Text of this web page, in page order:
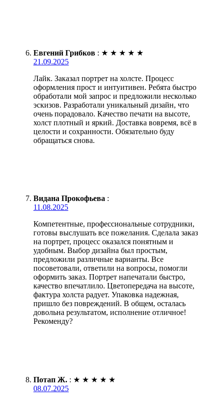
Евгений Грибков : ★ ★ ★ ★ ★
21.09.2025
Лайк. Заказал портрет на холсте. Процесс
оформления прост и интуитивен. Ребята быстро
обработали мой запрос и предложили несколько
эскизов. Разработали уникальный дизайн, что
очень порадовало. Качество печати на высоте,
холст плотный и яркий. Доставка вовремя, всё в
целости и сохранности. Обязательно буду
обращаться снова.
Видана Прокофьева :
11.08.2025
Компетентные, профессиональные сотрудники,
готовы выслушать все пожелания. Сделала заказ
на портрет, процесс оказался понятным и
удобным. Выбор дизайна был простым,
предложили различные варианты. Все
посоветовали, ответили на вопросы, помогли
оформить заказ. Портрет напечатали быстро,
качество впечатлило. Цветопередача на высоте,
фактура холста радует. Упаковка надежная,
пришло без повреждений. В общем, осталась
довольна результатом, исполнение отличное!
Рекоменду?
Потап Ж. : ★ ★ ★ ★ ★
08.07.2025